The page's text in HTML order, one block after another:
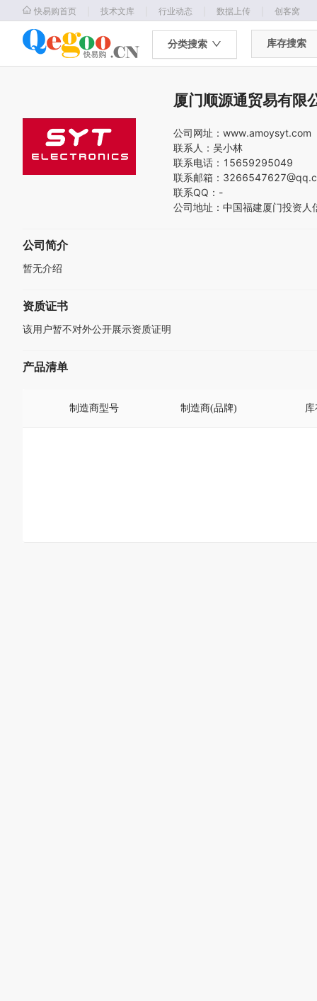
快易购首页 技术文库 行业动态 数据上传 创客窝
分类搜索 库存搜索
厦门顺源通贸易有限
公司网址： www.amoysyt.com
联系人： 吴小林
联系电话： 15659295049
联系邮箱：
联系QQ： -
公司地址： 中国福建厦门投资人
公司简介
暂无介绍
资质证书
该用户暂不对外公开展示资质证明
产品清单
制造商型号 制造商(品牌)